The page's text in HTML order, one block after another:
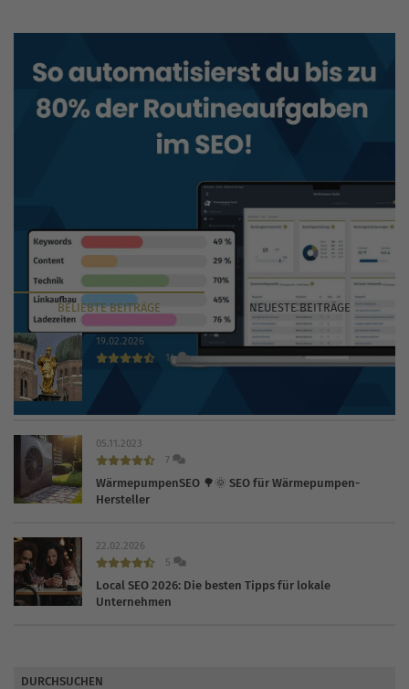
BELIEBTEBEITRÄGE NEUESTEBEITRÄGE
19.02.2026
14
05.11.2023
7
WärmepumpenSEO 🌳🌞 SEO für Wärmepumpen-
Hersteller
22.02.2026
5
Local SEO 2026: Die besten Tipps für lokale
Unternehmen
DURCHSUCHEN